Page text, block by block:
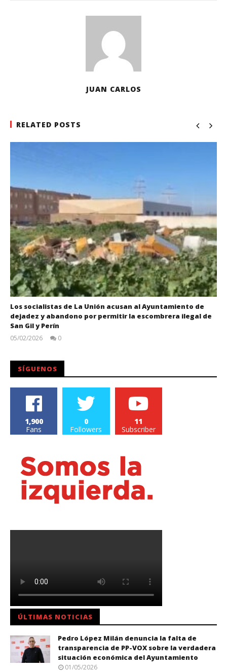
JUAN CARLOS
RELATED POSTS
Los socialistas de La Unión acusan al Ayuntamiento de
dejadez y abandono por permitir la escombrera ilegal de
San Gil y Perín
05/02/2026
0
SÍGUENOS
1,900
Fans
0
Followers
11
Subscriber
ÚLTIMAS NOTICIAS
Pedro López Milán denuncia la falta de
transparencia de PP-VOX sobre la verdadera
situación económica del Ayuntamiento
01/05/2026